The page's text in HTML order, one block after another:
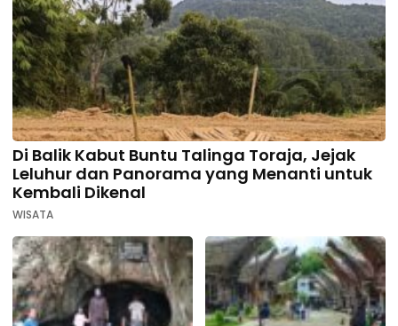
Di Balik Kabut Buntu Talinga Toraja, Jejak
Leluhur dan Panorama yang Menanti untuk
Kembali Dikenal
WISATA